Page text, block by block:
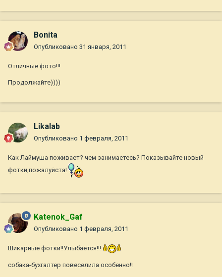
Bonita
Опубликовано 31 января, 2011
Отличные фото!!!
Продолжайте))))
Likalab
Опубликовано 1 февраля, 2011
Как Лаймуша поживает? чем занимаетесь? Показывайте новый
фотки,пожалуйста!
Katenok_Gaf
Опубликовано 1 февраля, 2011
Шикарные фотки!!Улыбается!!!
собака-бухгалтер повеселила особенно!!